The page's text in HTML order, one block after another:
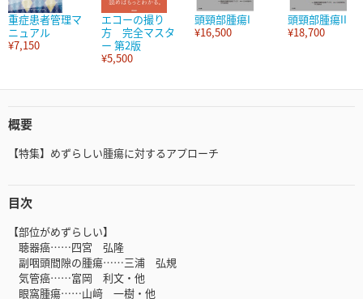
重症患者管理マ
ニュアル
¥7,150
エコーの撮り
方 完全マスタ
ー 第2版
¥5,500
頭頸部腫瘍I
¥16,500
頭頸部腫瘍II
¥18,700
概要
【特集】めずらしい腫瘍に対するアプローチ
目次
【部位がめずらしい】
聴器癌……四宮 弘隆
副咽頭間隙の腫瘍……三浦 弘規
気管癌……富岡 利文・他
眼窩腫瘍……山﨑 一樹・他